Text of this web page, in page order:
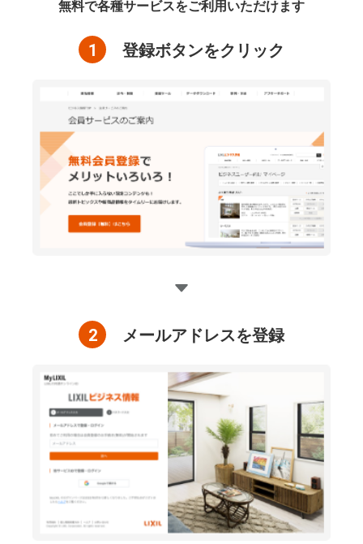
無料で各種サービスをご利用いただけます
1 登録ボタンをクリック
2 メールアドレスを登録